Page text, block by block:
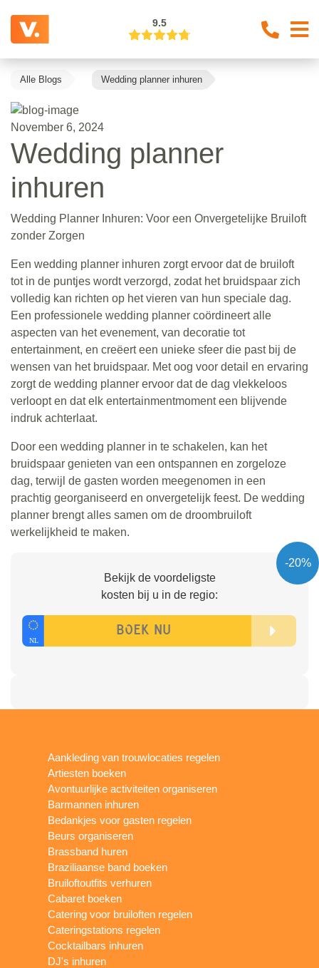
9.5
Alle Blogs Wedding planner inhuren
November 6, 2024
Wedding planner
inhuren
Wedding Planner Inhuren: Voor een Onvergetelijke Bruiloft
zonder Zorgen
Een wedding planner inhuren zorgt ervoor dat de bruiloft
tot in de puntjes wordt verzorgd, zodat het bruidspaar zich
volledig kan richten op het vieren van hun speciale dag.
Een professionele wedding planner coördineert alle
aspecten van het evenement, van decoratie tot
entertainment, en creëert een unieke sfeer die past bij de
wensen van het bruidspaar. Met oog voor detail en ervaring
zorgt de wedding planner ervoor dat de dag vlekkeloos
verloopt en dat elk entertainmentmoment een blijvende
indruk achterlaat.
Door een wedding planner in te schakelen, kan het
bruidspaar genieten van een ontspannen en zorgeloze
dag, terwijl de gasten worden meegenomen in een
prachtig georganiseerd en onvergetelijk feest. De wedding
planner brengt alles samen om de droombruiloft
werkelijkheid te maken.
-20%
Bekijk de voordeligste
kosten bij u in de regio:
Aankleding van trouwlocaties regelen
Artiesten boeken
Avontuurlijke activiteiten organiseren
Barmannen inhuren
Bedankjes voor gasten regelen
Beurs organiseren
Brassband huren
Braziliaanse band boeken
Bruiloftoutfits verhuren
Cabaret boeken
Catering voor bruiloften regelen
Cateringstations regelen
Cocktailbars inhuren
DJ's inhuren